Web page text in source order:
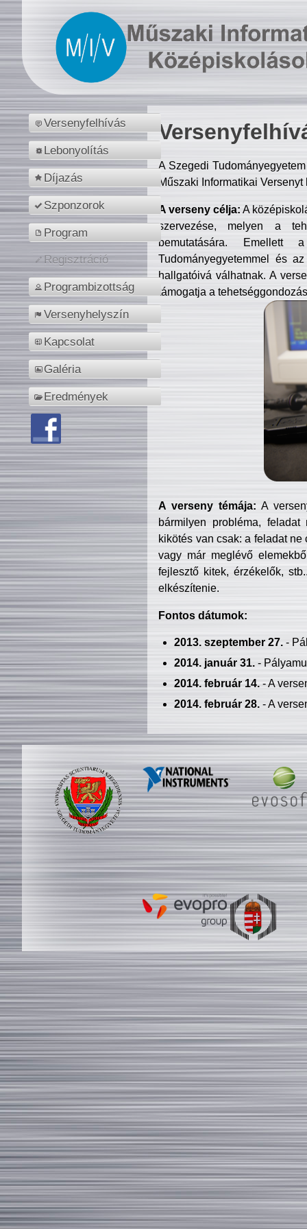
Versenyfelhívás
Lebonyolítás
Díjazás
Szponzorok
Program
Regisztráció
Programbizottság
Versenyhelyszín
Kapcsolat
Galéria
Eredmények
A Szegedi
Műszaki Informatikai
A verseny célja: A
szervezése, melyen a
bemutatására. Emellett
Tudományegyetemmel és
hallgatóivá válhatnak. A
támogatja a
A verseny témája: A
bármilyen probléma, feladat
kikötés van csak: a feladat
vagy már meglévő
fejlesztő kitek, érzékelők,
elkészítenie.
Fontos dátumok:
2013. szeptember 27.-
2014. január 31.-
2014. február 14.- A
2014. február 28.- A